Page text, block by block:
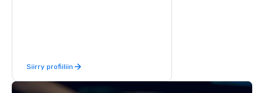
creative, advanced technology,
digital, environmental, staging, and
Siirry profiiliin